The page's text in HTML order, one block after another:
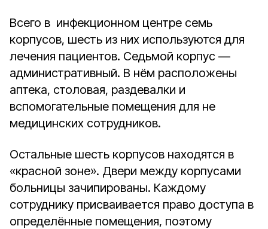
Всего в инфекционном центре семь
корпусов, шесть из них используются для
лечения пациентов. Седьмой корпус —
административный. В нём расположены
аптека, столовая, раздевалки и
вспомогательные помещения для не
медицинских сотрудников.
Остальные шесть корпусов находятся в
«красной зоне». Двери между корпусами
больницы зачипированы. Каждому
сотруднику присваивается право доступа в
определённые помещения, поэтому